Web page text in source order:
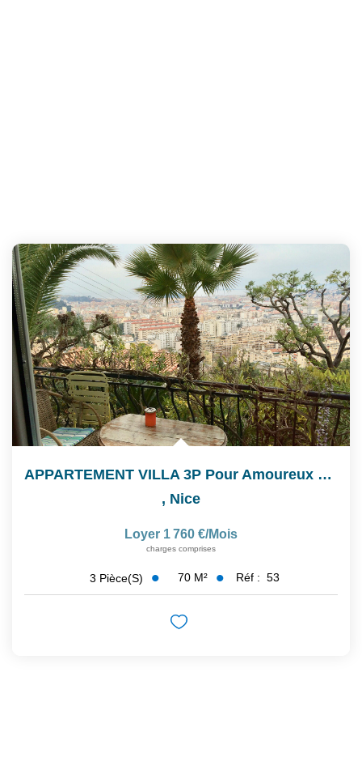
APPARTEMENT VILLA 3P Pour Amoureux De La Nature
, Nice
Loyer 1 760 €/mois
charges comprises
3 Pièce(s) 70 M² Réf : 53